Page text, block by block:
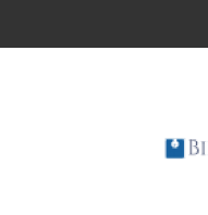
to
to